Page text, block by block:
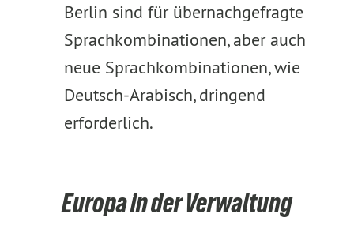
Berlin sind für übernachgefragte
Sprachkombinationen, aber auch
neue Sprachkombinationen, wie
Deutsch-Arabisch, dringend
erforderlich.
Europa in der Verwaltung